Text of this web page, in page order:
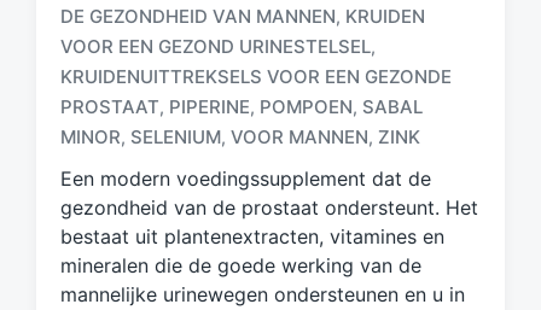
e
t
a
d
m
e
t
DE GEZONDHEID VAN MANNEN, KRUIDEN
VOOR EEN GEZOND URINESTELSEL,
KRUIDENUITTREKSELS VOOR EEN GEZONDE
PROSTAAT, PIPERINE, POMPOEN, SABAL
MINOR, SELENIUM, VOOR MANNEN, ZINK
Een modern voedingssupplement dat de
gezondheid van de prostaat ondersteunt. Het
bestaat uit plantenextracten, vitamines en
mineralen die de goede werking van de
mannelijke urinewegen ondersteunen en u in